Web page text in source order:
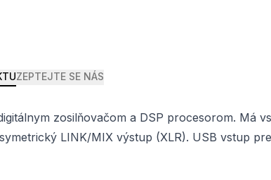
ZEPTEJTE SE NÁS
zosilňovačom a DSP procesorom. Má
LINK/MIX výstup (XLR). USB vstup